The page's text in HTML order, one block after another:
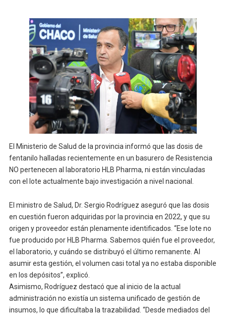
El Ministerio de Salud de la provincia informó que las dosis de
fentanilo halladas recientemente en un basurero de Resistencia
NO pertenecen al laboratorio HLB Pharma, ni están vinculadas
con el lote actualmente bajo investigación a nivel nacional.
El ministro de Salud, Dr. Sergio Rodríguez aseguró que las dosis
en cuestión fueron adquiridas por la provincia en 2022, y que su
origen y proveedor están plenamente identificados. “Ese lote no
fue producido por HLB Pharma. Sabemos quién fue el proveedor,
el laboratorio, y cuándo se distribuyó el último remanente. Al
asumir esta gestión, el volumen casi total ya no estaba disponible
en los depósitos”, explicó.
Asimismo, Rodríguez destacó que al inicio de la actual
administración no existía un sistema unificado de gestión de
insumos, lo que dificultaba la trazabilidad. “Desde mediados del